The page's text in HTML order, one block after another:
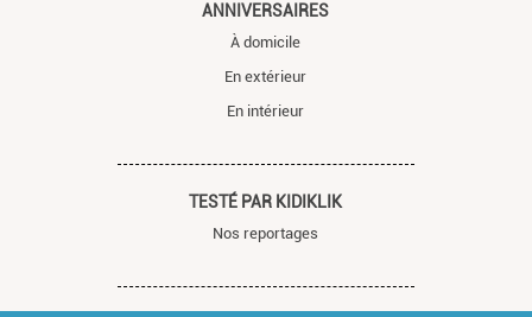
ANNIVERSAIRES
À domicile
En extérieur
En intérieur
TESTÉ PAR KIDIKLIK
Nos reportages